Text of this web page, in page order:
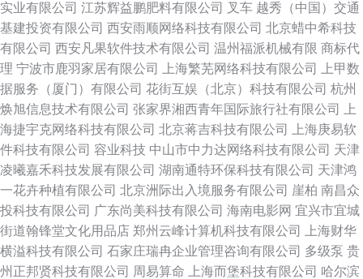
实业有限公司 江苏辉益鹏肥料有限公司 叉车 越秀（中国）交通
基建投资有限公司 西安雨顺网络科技有限公司 北京蜡中希科技
有限公司 西安凡果软件技术有限公司 温州福派机械有限 商标代
理 宁波市鹿羽家居有限公司 上海繁芜网络科技有限公司
上甲数
据服务（厦门）有限公司 花街互娱（北京）科技有限公司 杭州
焕旭信息技术有限公司 张家界湘西青年国际旅行社有限公司
上
海捷宇克网络科技有限公司 北京蒋吉科技有限公司
上海庚易软
件科技有限公司 容业科技 中山市中力达网络科技有限公司 天津
凌曦嘉禾科技发展有限公司 湖南通特环保科技有限公司 天津鸿
一花卉种植有限公司 北京洲际出入境服务有限公司 崖柏 南昌众
投科技有限公司 广东尚美科技有限公司 海南电影网 宜兴市宜城
街道翰锋堂文化用品店 郑州云峰计算机科技有限公司
上海财华
横溢科技有限公司 石家庄瑞冉企业管理咨询有限公司 多级泵 贵
州正邦贤科技有限公司 周易算命 上海而堡科技有限公司 哈尔滨